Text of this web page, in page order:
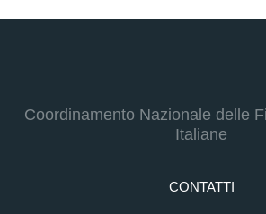
Coordinamento Nazionale delle
Italiane
CONTATTI